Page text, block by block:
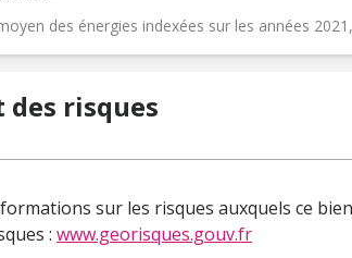
des énergies indexées sur les années
des risques
sur les risques auxquels ce
: www.georisques.gouv.fr